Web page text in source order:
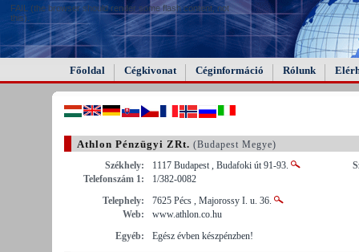
FAIL (the browser should render some flash content, not
this).
Főoldal Cégkivonat Céginformáció Rólunk
Athlon Pénzügyi ZRt. (Budapest Megye)
Székhely:
1117 Budapest , Budafoki út 91-93.
Telefonszám 1:
1/382-0082
Telephely:
7625 Pécs , Majorossy I. u. 36.
Web:
www.athlon.co.hu
Egyéb:
Egész évben készpénzben!